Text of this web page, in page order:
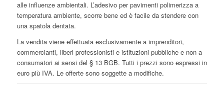
alle influenze ambientali. L’adesivo per pavimenti polimerizza a
temperatura ambiente, scorre bene ed è facile da stendere con
una spatola dentata.
La vendita viene effettuata esclusivamente a imprenditori,
commercianti, liberi professionisti e istituzioni pubbliche e non a
consumatori ai sensi del § 13 BGB. Tutti i prezzi sono espressi in
euro più IVA. Le offerte sono soggette a modifiche.